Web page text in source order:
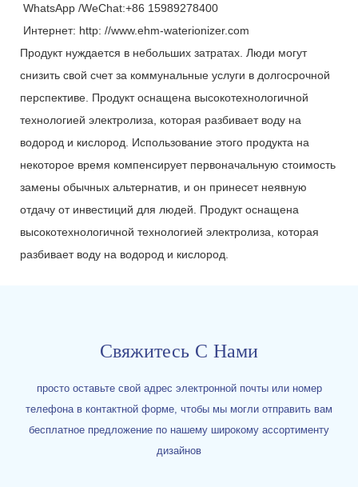
WhatsApp /WeChat:+86 15989278400
Интернет: http: //www.ehm-waterionizer.com
Продукт нуждается в небольших затратах. Люди могут
снизить свой счет за коммунальные услуги в долгосрочной
перспективе. Продукт оснащена высокотехнологичной
технологией электролиза, которая разбивает воду на
водород и кислород. Использование этого продукта на
некоторое время компенсирует первоначальную стоимость
замены обычных альтернатив, и он принесет неявную
отдачу от инвестиций для людей. Продукт оснащена
высокотехнологичной технологией электролиза, которая
разбивает воду на водород и кислород.
Свяжитесь С Нами
просто оставьте свой адрес электронной почты или номер
телефона в контактной форме, чтобы мы могли отправить вам
бесплатное предложение по нашему широкому ассортименту
дизайнов